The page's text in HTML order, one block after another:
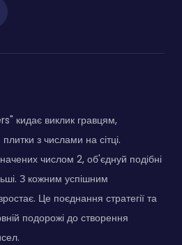
кидає виклик гравцям,
з числами на сітці.
числом 2, об'єднуй подібні
З кожним успішним
Це поєднання стратегії та
подорожі до створення